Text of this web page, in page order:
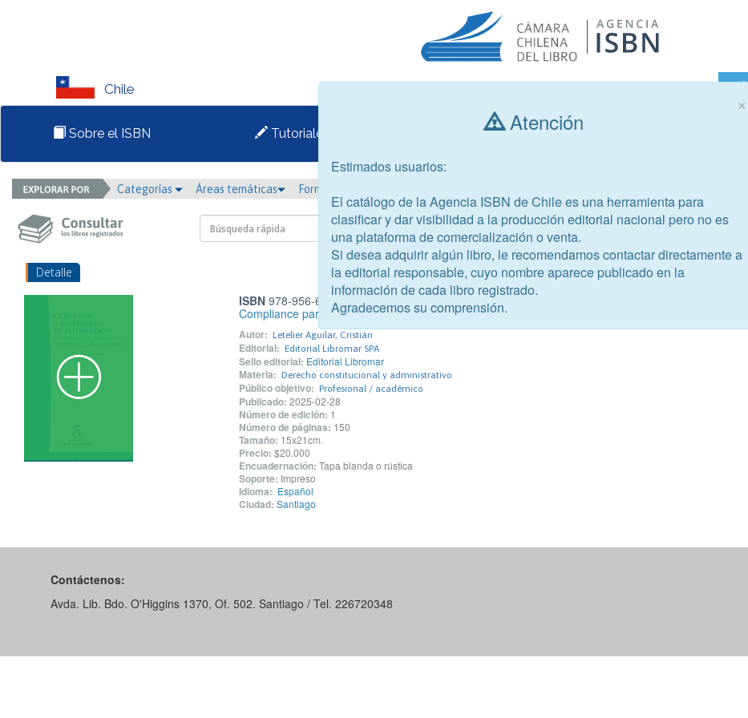
Chile
Sobre el ISBN Tutoriales Consultar libros
Categorías Áreas temáticas Formato
-
Detalle
ISBN978-956-6170-47-1
Compliance para el sector público
Autor: Letelier Aguilar, Cristián
Editorial: Editorial Libromar SPA
Sello editorial: Editorial Libromar
Materia: Derecho constitucional y administrativo
Público objetivo: Profesional / académico
Publicado: 2025-02-28
Número de edición: 1
Número de páginas: 150
Tamaño: 15x21cm.
Precio: $20.000
Encuadernación: Tapa blanda o rústica
Soporte: Impreso
Idioma: Español
Ciudad: Santiago
Contáctenos:
Avda. Lib. Bdo. O'Higgins 1370, Of. 502. Santiago / Tel. 226720348
×
Atención
Estimados usuarios:
El catálogo de la Agencia ISBN de Chile es una herramienta para
clasificar y dar visibilidad a la producción editorial nacional pero no es
una plataforma de comercialización o venta.
Si desea adquirir algún libro, le recomendamos contactar directamente a
la editorial responsable, cuyo nombre aparece publicado en la
información de cada libro registrado.
Agradecemos su comprensión.